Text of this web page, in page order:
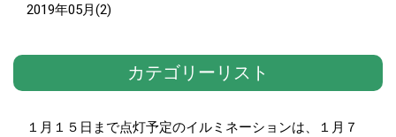
2019年05月(2)
カテゴリーリスト
１月１５日まで点灯予定のイルミネーションは、１月７